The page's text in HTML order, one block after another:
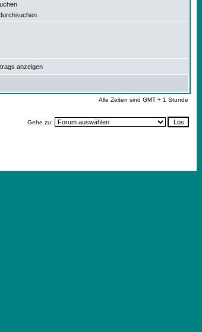
anzeigen
Alle Zeiten sind GMT + 1 Stunde
Gehe zu: